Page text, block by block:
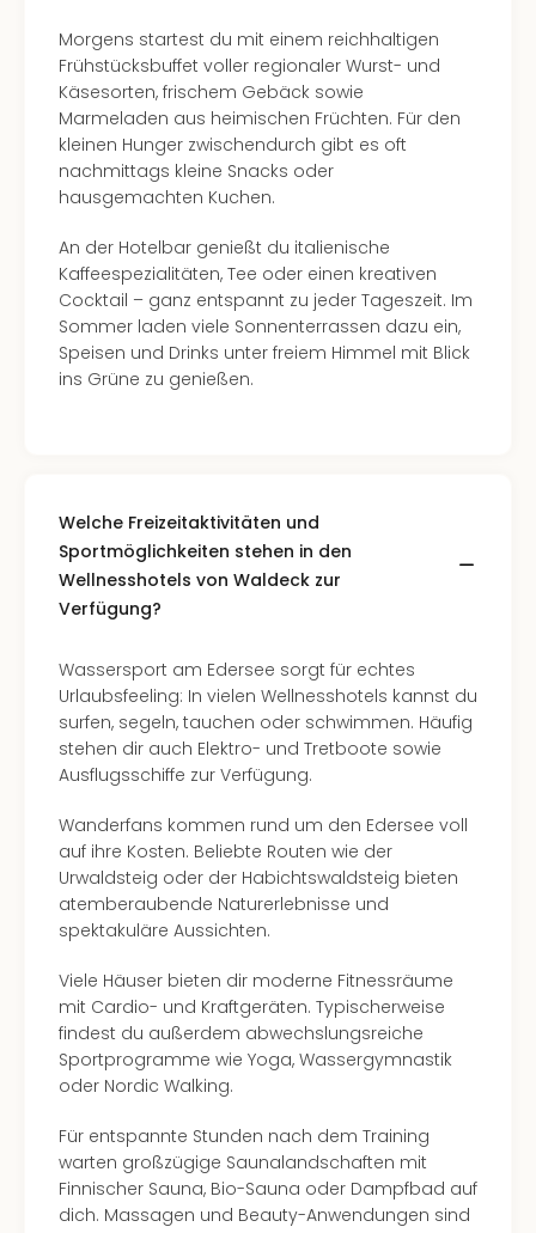
Morgens startest du mit einem reichhaltigen
Frühstücksbuffet voller regionaler Wurst- und
Käsesorten, frischem Gebäck sowie
Marmeladen aus heimischen Früchten. Für den
kleinen Hunger zwischendurch gibt es oft
nachmittags kleine Snacks oder
hausgemachten Kuchen.
An der Hotelbar genießt du italienische
Kaffeespezialitäten, Tee oder einen kreativen
Cocktail – ganz entspannt zu jeder Tageszeit. Im
Sommer laden viele Sonnenterrassen dazu ein,
Speisen und Drinks unter freiem Himmel mit Blick
ins Grüne zu genießen.
Welche Freizeitaktivitäten und
Sportmöglichkeiten stehen in den
Wellnesshotels von Waldeck zur
Verfügung?
Wassersport am Edersee sorgt für echtes
Urlaubsfeeling: In vielen Wellnesshotels kannst du
surfen, segeln, tauchen oder schwimmen. Häufig
stehen dir auch Elektro- und Tretboote sowie
Ausflugsschiffe zur Verfügung.
Wanderfans kommen rund um den Edersee voll
auf ihre Kosten. Beliebte Routen wie der
Urwaldsteig oder der Habichtswaldsteig bieten
atemberaubende Naturerlebnisse und
spektakuläre Aussichten.
Viele Häuser bieten dir moderne Fitnessräume
mit Cardio- und Kraftgeräten. Typischerweise
findest du außerdem abwechslungsreiche
Sportprogramme wie Yoga, Wassergymnastik
oder Nordic Walking.
Für entspannte Stunden nach dem Training
warten großzügige Saunalandschaften mit
Finnischer Sauna, Bio-Sauna oder Dampfbad auf
dich. Massagen und Beauty-Anwendungen sind